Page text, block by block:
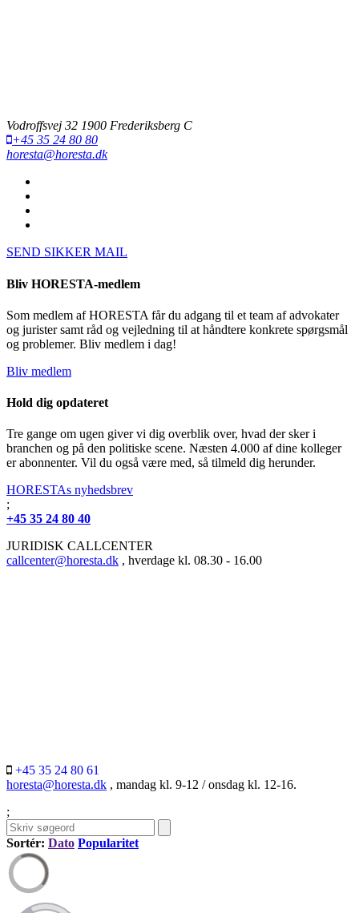
Vodroffsvej 32 1900 Frederiksberg C
+45 35 24 80 80
horesta@horesta.dk
SEND SIKKER MAIL
Bliv HORESTA-medlem
Som medlem af HORESTA får du adgang til et team af advokater
og jurister samt råd og vejledning til at håndtere konkrete spørgsmål
og problemer. Bliv medlem i dag!
Bliv medlem
Hold dig opdateret
Tre gange om ugen giver vi dig overblik over, hvad der sker i
branchen og på den politiske scene. Næsten 4.000 af dine kolleger
er abonnenter. Vil du også være med, så tilmeld dig herunder.
HORESTAs nyhedsbrev
;
+45 35 24 80 40
JURIDISK CALLCENTER
callcenter@horesta.dk , hverdage kl. 08.30 - 16.00
+45 35 24 80 61
horesta@horesta.dk , mandag kl. 9-12 / onsdag kl. 12-16.
;
Sortér: Dato Popularitet